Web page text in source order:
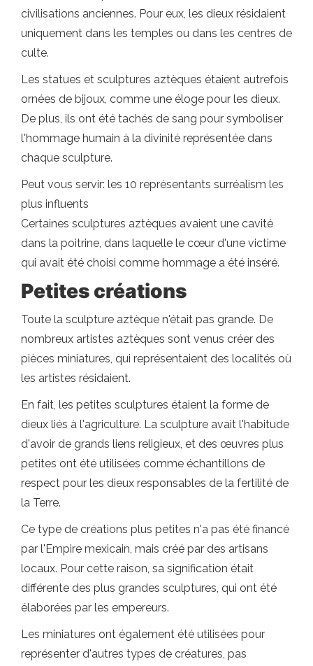
civilisations anciennes. Pour eux, les dieux résidaient
uniquement dans les temples ou dans les centres de
culte.
Les statues et sculptures aztèques étaient autrefois
ornées de bijoux, comme une éloge pour les dieux.
De plus, ils ont été tachés de sang pour symboliser
l'hommage humain à la divinité représentée dans
chaque sculpture.
Peut vous servir: les 10 représentants surréalism les
plus influents
Certaines sculptures aztèques avaient une cavité
dans la poitrine, dans laquelle le cœur d'une victime
qui avait été choisi comme hommage a été inséré.
Petites créations
Toute la sculpture aztèque n'était pas grande. De
nombreux artistes aztèques sont venus créer des
pièces miniatures, qui représentaient des localités où
les artistes résidaient.
En fait, les petites sculptures étaient la forme de
dieux liés à l'agriculture. La sculpture avait l'habitude
d'avoir de grands liens religieux, et des œuvres plus
petites ont été utilisées comme échantillons de
respect pour les dieux responsables de la fertilité de
la Terre.
Ce type de créations plus petites n'a pas été financé
par l'Empire mexicain, mais créé par des artisans
locaux. Pour cette raison, sa signification était
différente des plus grandes sculptures, qui ont été
élaborées par les empereurs.
Les miniatures ont également été utilisées pour
représenter d'autres types de créatures, pas